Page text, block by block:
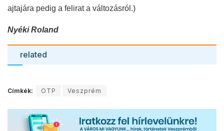
ajtajára pedig a felirat a változásról.)
Nyéki Roland
related
Címkék: OTP Veszprém